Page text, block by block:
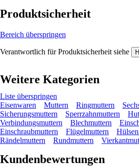
Produktsicherheit
Bereich überspringen
Verantwortlich für Produktsicherheit siehe
Weitere Kategorien
Liste überspringen
Eisenwaren
Muttern Ringmuttern
Sicherungsmuttern
Sperrzahnmuttern
Verbindungsmuttern
Blechmuttern
Einschraubmuttern
Flügelmuttern
Rändelmuttern
Rundmuttern
Kundenbewertungen